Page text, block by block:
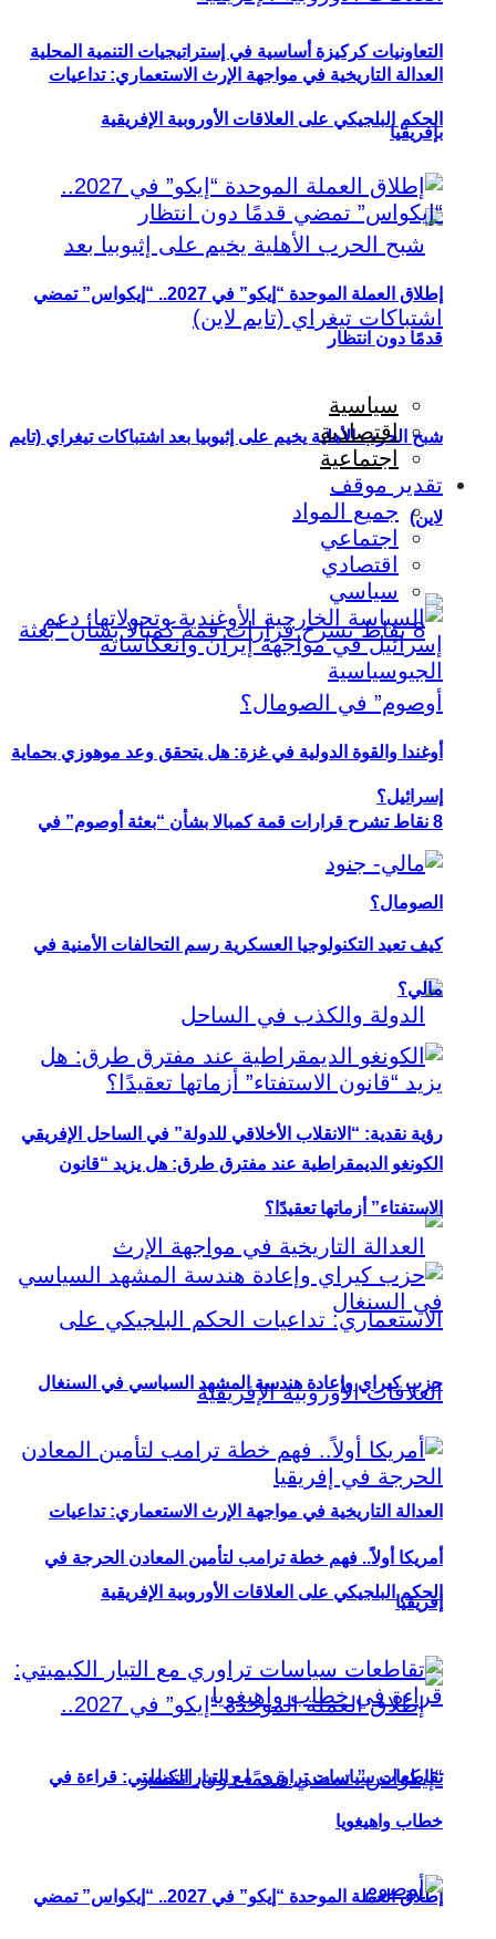
التعاونيات كركيزة أساسية في إستراتيجيات التنمية المحلية
بإفريقيا
شبح الحرب الأهلية يخيم على إثيوبيا بعد اشتباكات تيغراي (تايم
لاين)
8 نقاط تشرح قرارات قمة كمبالا بشأن “بعثة أوصوم” في
الصومال؟
رؤية نقدية: “الانقلاب الأخلاقي للدولة” في الساحل الإفريقي
العدالة التاريخية في مواجهة الإرث الاستعماري: تداعيات
الحكم البلجيكي على العلاقات الأوروبية الإفريقية
إطلاق العملة الموحدة “إيكو” في 2027.. “إيكواس” تمضي
العدالة التاريخية في مواجهة الإرث الاستعماري: تداعيات
الحكم البلجيكي على العلاقات الأوروبية الإفريقية
إطلاق العملة الموحدة “إيكو” في 2027.. “إيكواس” تمضي
قدمًا دون انتظار
سياسية
اقتصادية
اجتماعية
تقدير موقف
جميع المواد
اجتماعي
اقتصادي
سياسي
أوغندا والقوة الدولية في غزة: هل يتحقق وعد موهوزي بحماية
إسرائيل؟
كيف تعيد التكنولوجيا العسكرية رسم التحالفات الأمنية في
مالي؟
الكونغو الديمقراطية عند مفترق طرق: هل يزيد “قانون
الاستفتاء” أزماتها تعقيدًا؟
حزب كيراي وإعادة هندسة المشهد السياسي في السنغال
أمريكا أولاً.. فهم خطة ترامب لتأمين المعادن الحرجة في
إفريقيا
تقاطعات سياسات تراوري مع التيار الكيميتي: قراءة في
خطاب واهيغويا